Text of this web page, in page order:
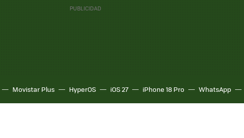
Movistar Plus HyperOS iOS 27 iPhone 18 Pro WhatsApp